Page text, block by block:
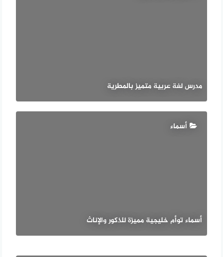
مدرس لغة عربية متميز بالمطرية
أسماء
أسماء توأم خليجية مميزة للذكور والإناث